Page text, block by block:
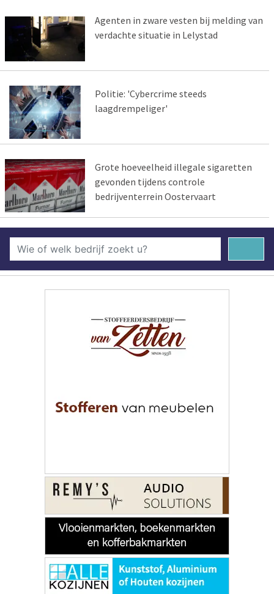
Agenten in zware vesten bij melding van
verdachte situatie in Lelystad
Politie: 'Cybercrime steeds
laagdrempeliger'
Grote hoeveelheid illegale sigaretten
gevonden tijdens controle
bedrijventerrein Oostervaart